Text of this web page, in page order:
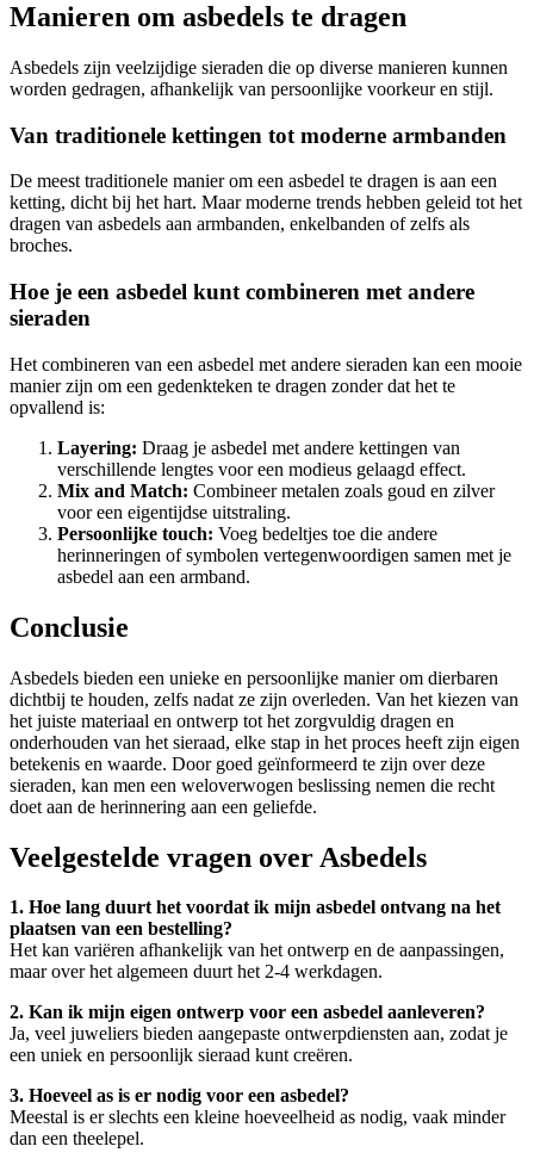
Manieren om asbedels te dragen
Asbedels zijn veelzijdige sieraden die op diverse manieren kunnen
worden gedragen, afhankelijk van persoonlijke voorkeur en stijl.
Van traditionele kettingen tot moderne armbanden
De meest traditionele manier om een asbedel te dragen is aan een
ketting, dicht bij het hart. Maar moderne trends hebben geleid tot het
dragen van asbedels aan armbanden, enkelbanden of zelfs als
broches.
Hoe je een asbedel kunt combineren met andere
sieraden
Het combineren van een asbedel met andere sieraden kan een mooie
manier zijn om een gedenkteken te dragen zonder dat het te
opvallend is:
Layering: Draag je asbedel met andere kettingen van
verschillende lengtes voor een modieus gelaagd effect.
Mix and Match: Combineer metalen zoals goud en zilver
voor een eigentijdse uitstraling.
Persoonlijke touch: Voeg bedeltjes toe die andere
herinneringen of symbolen vertegenwoordigen samen met je
asbedel aan een armband.
Conclusie
Asbedels bieden een unieke en persoonlijke manier om dierbaren
dichtbij te houden, zelfs nadat ze zijn overleden. Van het kiezen van
het juiste materiaal en ontwerp tot het zorgvuldig dragen en
onderhouden van het sieraad, elke stap in het proces heeft zijn eigen
betekenis en waarde. Door goed geïnformeerd te zijn over deze
sieraden, kan men een weloverwogen beslissing nemen die recht
doet aan de herinnering aan een geliefde.
Veelgestelde vragen over Asbedels
1. Hoe lang duurt het voordat ik mijn asbedel ontvang na het
plaatsen van een bestelling?
Het kan variëren afhankelijk van het ontwerp en de aanpassingen,
maar over het algemeen duurt het 2-4 werkdagen.
2. Kan ik mijn eigen ontwerp voor een asbedel aanleveren?
Ja, veel juweliers bieden aangepaste ontwerpdiensten aan, zodat je
een uniek en persoonlijk sieraad kunt creëren.
3. Hoeveel as is er nodig voor een asbedel?
Meestal is er slechts een kleine hoeveelheid as nodig, vaak minder
dan een theelepel.